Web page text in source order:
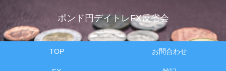
ポンド円デイトレFX反省会
TOP お問合わせ